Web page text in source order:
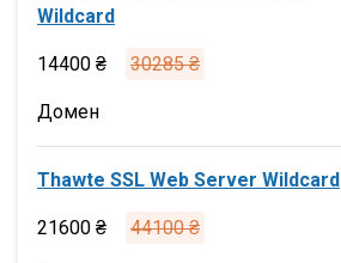
Wildcard
14400 ₴ 30285 ₴
Домен
Thawte SSL Web Server Wildcard
21600 ₴ 44100 ₴